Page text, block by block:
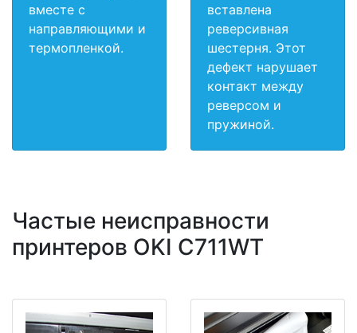
вместе с
направляющими и
термопленкой.
вставлена
реверсивная
шестерня. Этот
дефект нарушает
контакт между
реверсом и
пружиной.
Частые неисправности
принтеров OKI C711WT